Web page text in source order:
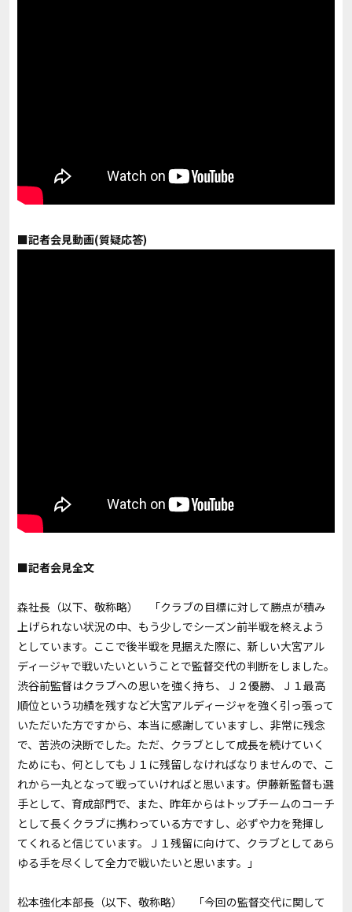
■記者会見動画(質疑応答)
■記者会見全文
森社長（以下、敬称略） 「クラブの目標に対して勝点が積み
上げられない状況の中、もう少しでシーズン前半戦を終えよう
としています。ここで後半戦を見据えた際に、新しい大宮アル
ディージャで戦いたいということで監督交代の判断をしました。
渋谷前監督はクラブへの思いを強く持ち、Ｊ２優勝、Ｊ１最高
順位という功績を残すなど大宮アルディージャを強く引っ張って
いただいた方ですから、本当に感謝していますし、非常に残念
で、苦渋の決断でした。ただ、クラブとして成長を続けていく
ためにも、何としてもＪ１に残留しなければなりませんので、こ
れから一丸となって戦っていければと思います。伊藤新監督も選
手として、育成部門で、また、昨年からはトップチームのコーチ
として長くクラブに携わっている方ですし、必ずや力を発揮し
てくれると信じています。Ｊ１残留に向けて、クラブとしてあら
ゆる手を尽くして全力で戦いたいと思います。」
松本強化本部長（以下、敬称略） 「今回の監督交代に関して